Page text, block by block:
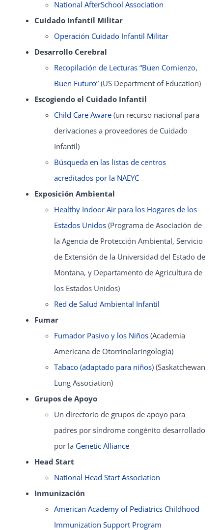
National AfterSchool Association
Cuidado Infantil Militar
Operación Cuidado Infantil Militar
Desarrollo Cerebral
Recopilación de Lecturas “Buen Comienzo,
Buen Futuro” (US Department of Education)
Escogiendo el Cuidado Infantil
Child Care Aware (un recurso nacional para
derivaciones a proveedores de Cuidado
Infantil)
Búsqueda en las listas de centros
acreditados por la NAEYC
Exposición Ambiental
Healthy Indoor Air para los Hogares de los
Estados Unidos (Programa de Asociación de
la Agencia de Protección Ambiental, Servicio
de Extensión de la Universidad del Estado de
Montana, y Departamento de Agricultura de
los Estados Unidos)
Red de Salud Ambiental Infantil
Fumar
Fumador Pasivo y los Niños (Academia
Americana de Otorrinolaringología)
Tabaco (adaptado para niños) (Saskatchewan
Lung Association)
Grupos de Apoyo
Un directorio de grupos de apoyo para
padres por síndrome congénito desarrollado
por la Genetic Alliance
Head Start
National Head Start Association
Inmunización
American Academy of Pediatrics Childhood
Immunization Support Program